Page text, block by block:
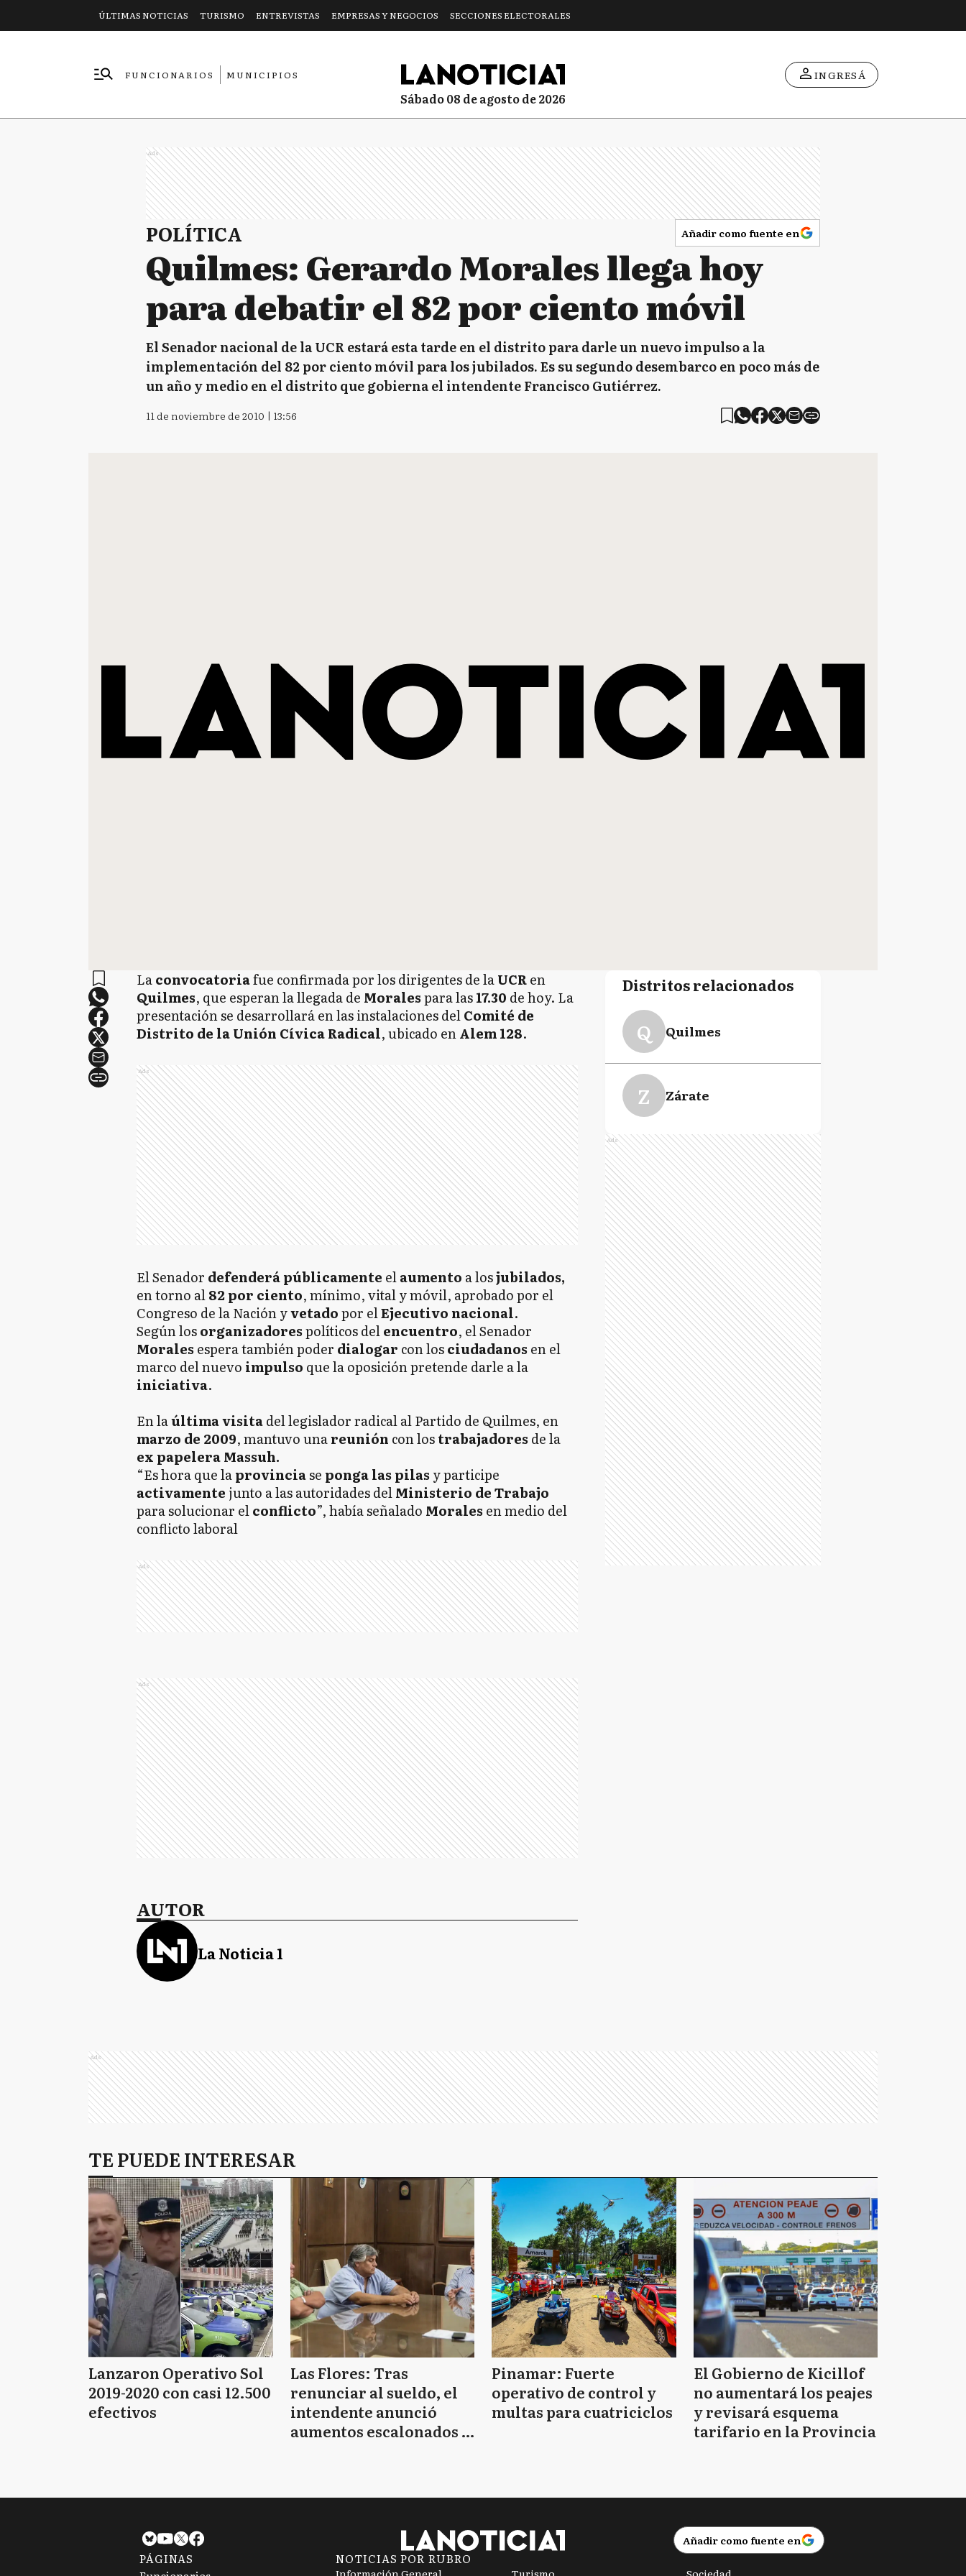
ÚLTIMAS NOTICIAS TURISMO ENTREVISTAS EMPRESAS Y NEGOCIOS SECCIONES ELECTORALES
FUNCIONARIOS
MUNICIPIOS
sábado 08 de agosto de 2026
INGRESÁ
Ads
POLÍTICA Añadir como fuente en
Quilmes: Gerardo Morales llega hoy
para debatir el 82 por ciento móvil
El Senador nacional de la UCR estará esta tarde en el distrito para darle un nuevo impulso a la
implementación del 82 por ciento móvil para los jubilados. Es su segundo desembarco en poco más de
un año y medio en el distrito que gobierna el intendente Francisco Gutiérrez.
11 de noviembre de 2010 | 13:56
Laconvocatoriafue confirmada por los dirigentes de laUCRen
Quilmes, que esperan la llegada de Moralespara las17.30 de hoy. La
presentación se desarrollará en las instalaciones delComité de
Distrito de la Unión Cívica Radical, ubicado enAlem 128.
Ads
El Senador defenderá públicamente elaumento a losjubilados,
en torno al82 por ciento, mínimo, vital y móvil, aprobado por el
Congreso de la Nación yvetadopor elEjecutivo nacional.
Según losorganizadorespolíticos delencuentro, el Senador
Morales espera también poder dialogar con losciudadanos en el
marco del nuevo impulso que la oposición pretende darle a la
iniciativa.
En laúltima visitadel legislador radical al Partido de Quilmes, en
marzo de 2009, mantuvo unareunión con lostrabajadores de la
ex papelera Massuh.
“Es hora que laprovinciase ponga las pilas y participe
activamente junto a las autoridades delMinisterio de Trabajo
para solucionar elconflicto”, había señalado Morales en medio del
conflicto laboral
Ads
Ads
AUTOR
La Noticia 1
Distritos relacionados
Q Quilmes
Z Zárate
Ads
Ads
TE PUEDE INTERESAR
Lanzaron Operativo Sol
2019-2020 con casi 12.500
efectivos
Las Flores: Tras
renunciar al sueldo, el
intendente anunció
aumentos escalonados y
Pinamar: Fuerte
operativo de control y
multas para cuatriciclos
El Gobierno de Kicillof
no aumentará los peajes
y revisará esquema
tarifario en la Provincia
Añadir como fuente en
PÁGINAS
NOTICIAS POR RUBRO
Información General Turismo Sociedad